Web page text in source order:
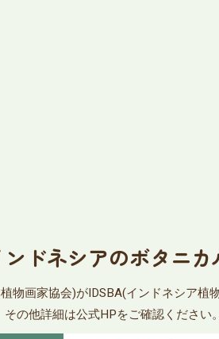
ドネシアのボタニカ
物画家協会)がIDSBA(インドネシア
の他詳細は公式HPをご確認ください。